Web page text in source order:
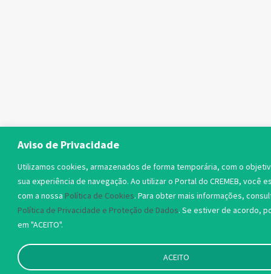
Aviso de Privacidade
Utilizamos cookies, armazenados de forma temporária, com o
sua experiência de navegação. Ao utilizar o Portal do CREMEB, você
com a nossa Política de Cookies. Para obter mais informações,
Política de Privacidade e Proteção de Dados. Se estiver de acordo,
em "ACEITO".
ACEITO